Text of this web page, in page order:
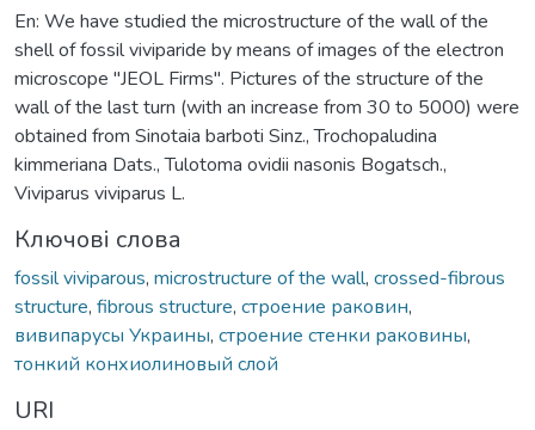
En: We have studied the microstructure of the wall of the
shell of fossil viviparide by means of images of the electron
microscope "JEOL Firms". Pictures of the structure of the
wall of the last turn (with an increase from 30 to 5000) were
obtained from Sinotaia barboti Sinz., Trochopaludina
kimmeriana Dats., Tulotoma ovidii nasonis Bogatsch.,
Viviparus viviparus L.
Ключові слова
fossil viviparous, microstructure of the wall, crossed-fibrous
structure, fibrous structure, строение раковин,
вивипарусы Украины, строение стенки раковины,
тонкий конхиолиновый слой
URI